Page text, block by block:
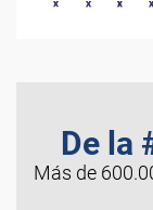
De la
Más de